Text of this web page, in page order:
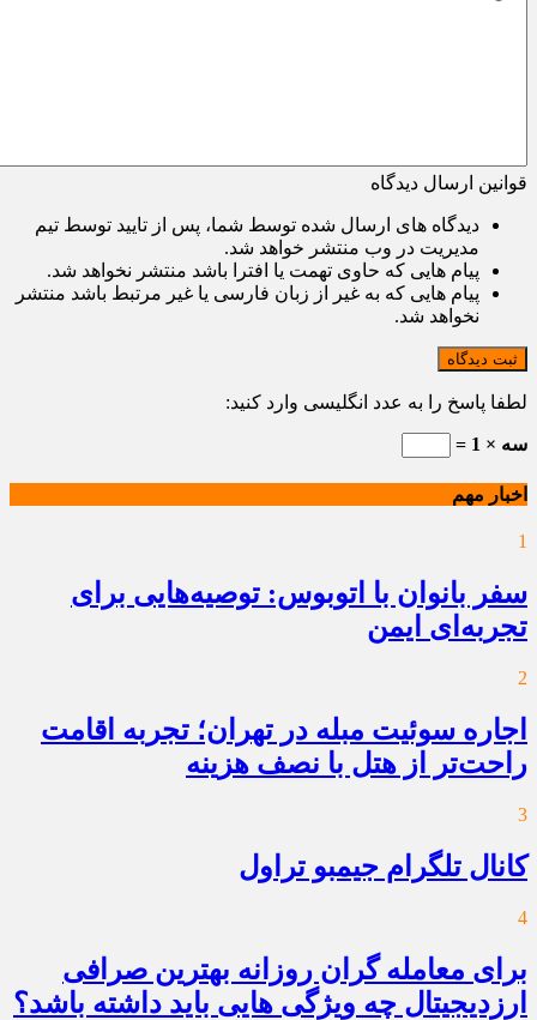
قوانین ارسال دیدگاه
دیدگاه های ارسال شده توسط شما، پس از تایید توسط تیم
مدیریت در وب منتشر خواهد شد.
پیام هایی که حاوی تهمت یا افترا باشد منتشر نخواهد شد.
پیام هایی که به غیر از زبان فارسی یا غیر مرتبط باشد منتشر
نخواهد شد.
ثبت دیدگاه
لطفا پاسخ را به عدد انگلیسی وارد کنید:
سه × 1 =
اخبار مهم
1
سفر بانوان با اتوبوس: توصیه‌هایی برای
تجربه‌ای ایمن
2
اجاره سوئیت مبله در تهران؛ تجربه اقامت
راحت‌تر از هتل با نصف هزینه
3
کانال تلگرام جیمبو تراول
4
برای معامله گران روزانه بهترین صرافی
ارزدیجیتال چه ویژگی هایی باید داشته باشد؟